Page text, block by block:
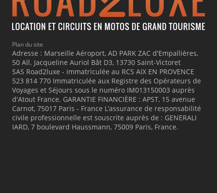
Plan du site
Adresse : Marseille Aéroport, AD PARK ZAC d'Empallières,
50 All. Jacqueline Auriol Bât D3, 13730 Saint-Victoret
SAS Road2luxe - immatriculée au RCS AIX EN PROVENCE
523 814 770 Immatriculée aux Registre des Opérateurs de
Voyages et Séjours sous le numéro IM013150003 auprès
d'Atout France. GARANTIE FINANCIÈRE : APST, 15 avenue
Carnot, 75017 Paris - France L’assurance de responsabilité
civile professionnelle est souscrite auprès de : GENERALI
IARD, 7 boulevard Haussmann, 75009 Paris, France.